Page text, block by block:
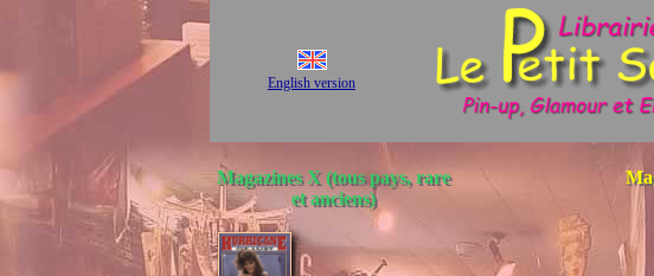
English version
Magazines X (tous pays, rare
et anciens)